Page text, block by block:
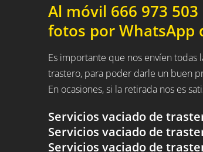
Al móvil 666 973
fotos por WhatsApp
Es importante que nos envíen todas
trastero, para poder darle un buen
En ocasiones, si la retirada nos es
Servicios vaciado de
Servicios vaciado de
Servicios vaciado de